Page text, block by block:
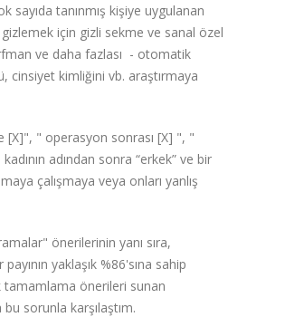
tanınmış kişiye uygulanan
için gizli sekme ve sanal özel
ve daha fazlası - otomatik
cinsiyet kimliğini vb. araştırmaya
" operasyon sonrası [X] ", "
adından sonra “erkek” ve bir
çalışmaya veya onları yanlış
önerilerinin yanı sıra,
yaklaşık %86'sına sahip
tamamlama önerileri sunan
sorunla karşılaştım.